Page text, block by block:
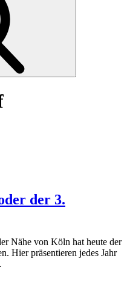
der 3.
Nähe von Köln hat heute der
Hier präsentieren jedes Jahr